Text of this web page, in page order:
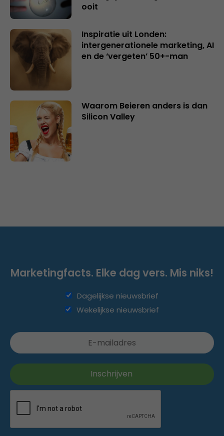
ooit
Inspiratie uit Londen:
intergenerationele marketing, AI
en de ‘vergeten’ 50+-man
Waarom Beieren anders is dan
Silicon Valley
Marketingfacts. Elke dag vers. Mis niks!
Dagelijkse nieuwsbrief
Wekelijkse nieuwsbrief